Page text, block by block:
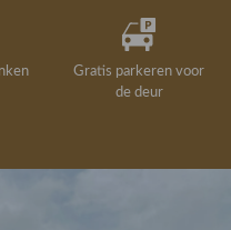
Gratis parkeren voor
de deur
in